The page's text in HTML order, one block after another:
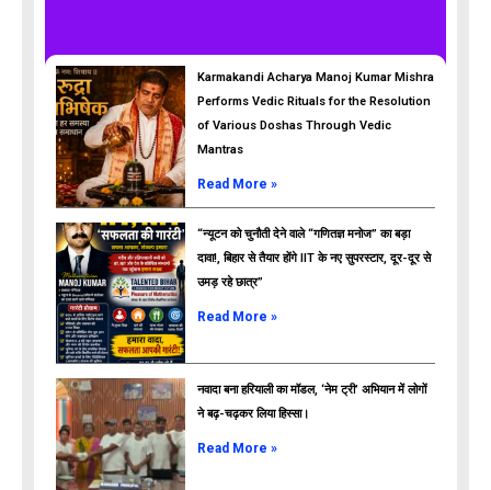
ads
Karmakandi Acharya Manoj Kumar Mishra
Performs Vedic Rituals for the Resolution
of Various Doshas Through Vedic
Mantras
Read More »
“न्यूटन को चुनौती देने वाले “गणितज्ञ मनोज” का बड़ा
दावा!, बिहार से तैयार होंगे IIT के नए सुपरस्टार, दूर-दूर से
उमड़ रहे छात्र”
Read More »
नवादा बना हरियाली का मॉडल, ‘नेम ट्री’ अभियान में लोगों
ने बढ़-चढ़कर लिया हिस्सा।
Read More »